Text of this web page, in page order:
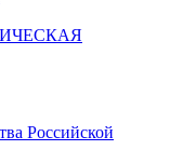
Российской